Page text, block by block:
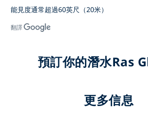
能見度通常超過60英尺（20米）
翻譯
預訂你的潛水Ras
更多信息